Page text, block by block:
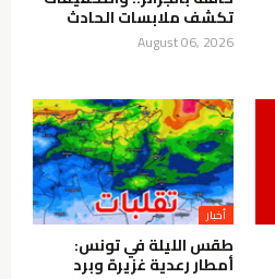
تكشف ملابسات الحادث
August 06, 2026
أخبار
طقس الليلة في تونس:
أمطار رعدية غزيرة وبرد